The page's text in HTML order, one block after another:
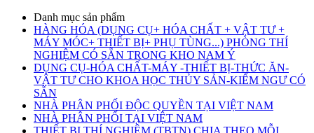
Danh mục sản phẩm
HÀNG HÓA (DỤNG CỤ+ HÓA CHẤT + VẬT TƯ +
MÁY MÓC+ THIẾT BỊ+ PHỤ TÙNG...) PHÒNG THÍ
NGHIỆM CÓ SẴN TRONG KHO NAM Ý
DỤNG CỤ-HÓA CHẤT-MÁY -THIẾT BỊ-THỨC ĂN-
VẬT TƯ CHO KHOA HỌC THỦY SẢN-KIỂM NGƯ CÓ
SẴN
NHÀ PHÂN PHỐI ĐỘC QUYỀN TẠI VIỆT NAM
NHÀ PHÂN PHỐI TẠI VIỆT NAM
THIẾT BỊ THÍ NGHIỆM (TBTN) CHIA THEO MỖI